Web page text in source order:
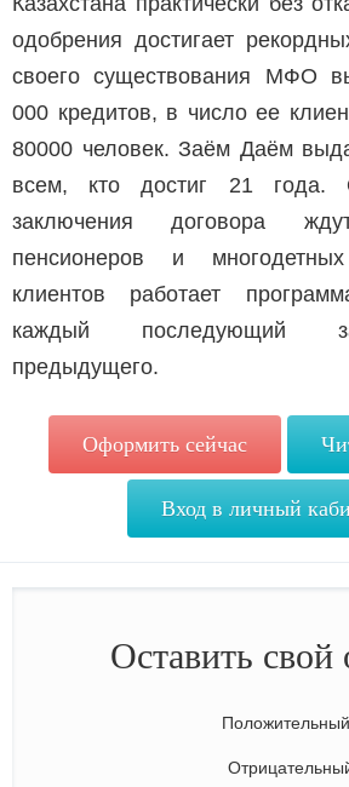
одобрения достигает
своего существования МФО
000 кредитов, в число ее
80000 человек. Заём Даём
всем, кто достиг 21 года.
заключения договора
пенсионеров и
клиентов работает
каждый последующий
предыдущего.
Оформить сейчас
Вход в личный
Положительный
Оставить свой